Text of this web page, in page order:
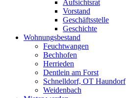
Aufsichtsrat
Vorstand
Geschäftsstelle
Geschichte
Wohnungsbestand
Feuchtwangen
Bechhofen
Herrieden
Dentlein am Forst
Schnelldorf, OT Haundorf
Weidenbach